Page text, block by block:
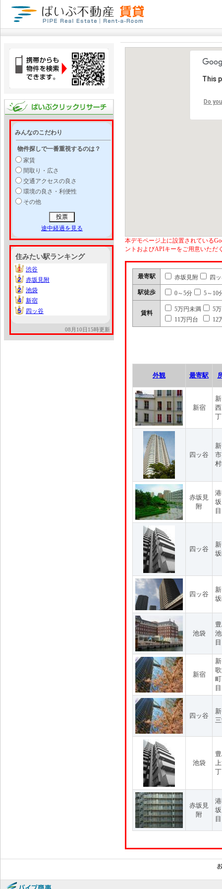
みんなのこだわり
物件探しで一番重視するのは？
家賃
間取り・広さ
交通アクセスの良さ
環境の良さ・利便性
その他
途中経過を見る
住みたい駅ランキング
1
1
渋谷
2
2
赤坂見附
2
2
池袋
4
4
新宿
5
5 四ッ谷
08月10日15時更新
This
Do
本デモページ上に設置されている
ントおよびAPIキーをご用意いただ
最寄駅 赤坂見附 四
駅徒歩 0～5分 5～10
賃料
5万円未満
5
11万円台
12
外観 最寄駅
新宿
四ッ谷
赤坂見
附
目
四ッ谷
四ッ谷
池袋
新宿
目
四ッ谷
池袋
赤坂見
附
目